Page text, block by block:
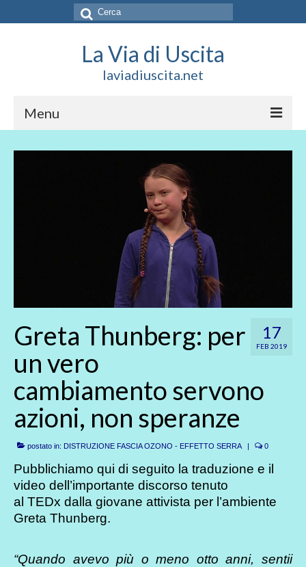
Cerca:
La Via di Uscita
laviadiuscita.net
Menu
HOME
17
FEB 2019
Greta Thunberg: per
un vero
cambiamento servono
azioni, non speranze
postato in: DISTRUZIONE FASCIA OZONO - EFFETTO SERRA | 0
Pubblichiamo qui di seguito la traduzione e il
video dell’importante discorso tenuto
al TEDx dalla giovane attivista per l’ambiente
Greta Thunberg.
“Quando avevo più o meno otto anni, sentii